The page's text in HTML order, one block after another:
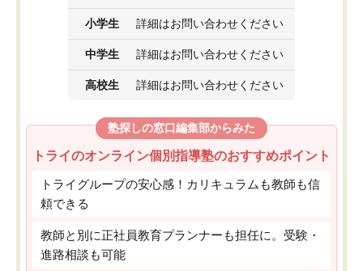
小学生 詳細はお問い合わせください
中学生 詳細はお問い合わせください
高校生 詳細はお問い合わせください
塾探しの窓口編集部からみた
トライのオンライン個別指導塾のおすすめポイント
トライグループの安心感！カリキュラムも教師も信
頼できる
教師と別に正社員教育プランナーも担任に。受験・
進路相談も可能